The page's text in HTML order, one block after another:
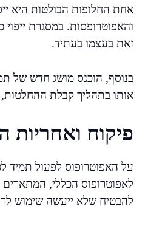
והאפוטרופסות. במסגרת
זאת בעצמו בעתיד.
בנוסף, הוכנס מושג חדש של
אותו בתהליך קבלת
פיקוח ואחריות
על האפוטרופוס לפעול תמיד
לאפוטרופוס הכללי, המתארים
להבטיח שלא ייעשה שימוש